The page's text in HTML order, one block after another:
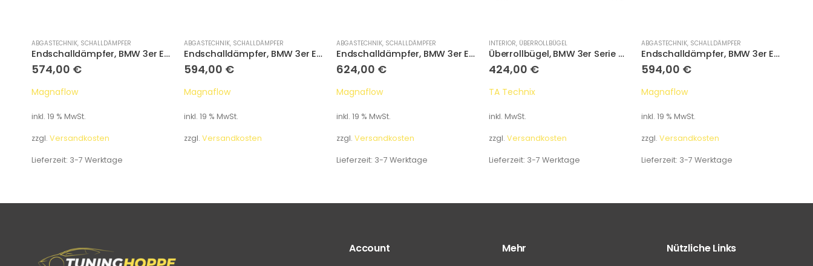
ABGASTECHNIK, SCHALLDÄMPFER
Endschalldämpfer, BMW 3er E46 320i 323i 328i
574,00 €
Magnaflow
inkl. 19 % MwSt.
zzgl. Versandkosten
Lieferzeit: 3-7 Werktage
ABGASTECHNIK, SCHALLDÄMPFER
Endschalldämpfer, BMW 3er E36 325i 328i
594,00 €
Magnaflow
inkl. 19 % MwSt.
zzgl. Versandkosten
ABGASTECHNIK, SCHALLDÄMPFER
Endschalldämpfer, BMW 3er E46 Compakt 316ti 318ti
624,00 €
Magnaflow
inkl. 19 % MwSt.
zzgl. Versandkosten
Lieferzeit: 3-7 Werktage
INTERIOR, ÜBERROLLBÜGEL
Überrollbügel, BMW 3er Serie Typ E92 Coupe
424,00 €
TA Technix
inkl. MwSt.
zzgl. Versandkosten
Lieferzeit: 3-7 Werktage
ABGASTECHNIK, SCHALLDÄMPFER
Endschalldämpfer, BMW 3er E46 316i 318i 316Ci 318Ci 77/87KW
594,00 €
Magnaflow
inkl. 19 % MwSt.
zzgl. Versandkosten
Lieferzeit: 3-7 Werktage
Account Mehr Nützliche Links